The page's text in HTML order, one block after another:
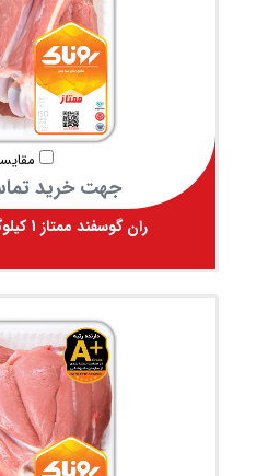
جهت خرید
ران گوسفند ممتاز 1 کیلوگرم کشتار داخلی